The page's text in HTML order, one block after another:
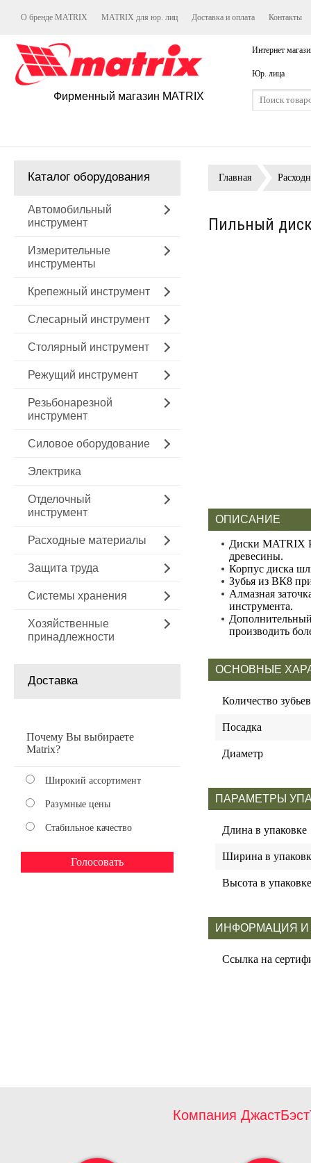
О бренде MATRIX MATRIX для юр. лиц Доставка и оплата Контакты
Фирменный магазин MATRIX
Интернет
Юр. лица
Каталог оборудования
Автомобильный
инструмент
Измерительные
инструменты
Крепежный инструмент
Слесарный инструмент
Столярный инструмент
Режущий инструмент
Резьбонарезной
инструмент
Силовое оборудование
Электрика
Отделочный
инструмент
Расходные материалы
Защита труда
Системы хранения
Хозяйственные
принадлежности
Доставка
Почему Вы выбираете
Matrix?
Широкий ассортимент
Разумные цены
Стабильное качество
Главная
Пильный диск
ОПИСАНИЕ
Диски MATRIX
древесины.
Корпус диска
Зубья из ВК8
Алмазная
инструмента.
Дополнительный
производить
ОСНОВНЫЕ
Количество зубьев
Посадка
Диаметр
ПАРАМЕТРЫ
Длина в упаковке
Ширина в
Высота в упаковке
ИНФОРМАЦИЯ И
Ссылка на
Компания